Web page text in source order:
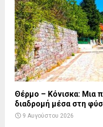
Θέρμο – Κόνισκα: Μια
διαδρομή μέσα στη
9 Αυγούστου 2026